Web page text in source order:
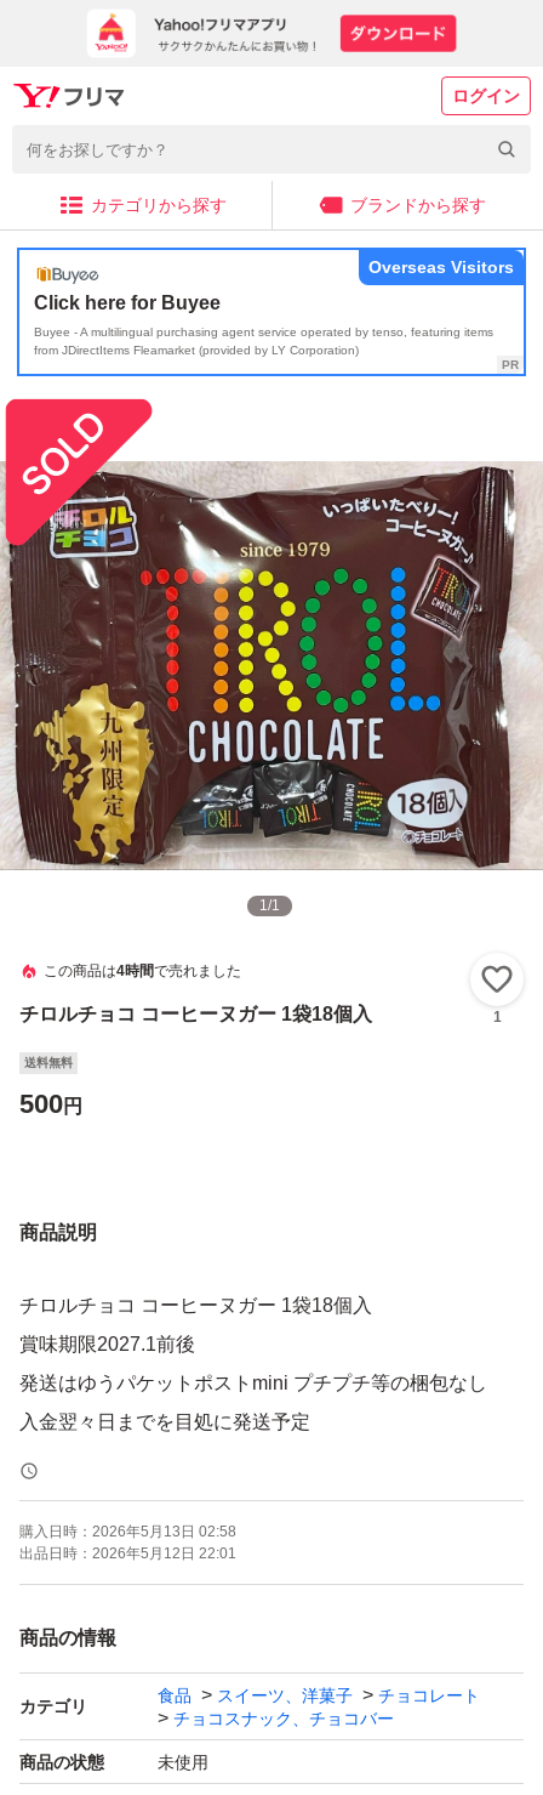
ログイン
カテゴリから探す ブランドから探す
Click here for Buyee
Buyee - A multilingual purchasing agent service operated by tenso, featuring items
from JDirectItems Fleamarket (provided by LY Corporation)
Overseas Visitors
1/1
この商品は4時間で売れました
チロルチョコ コーヒーヌガー 1袋18個入 1
送料無料
500円
商品説明
チロルチョコ コーヒーヌガー 1袋18個入
賞味期限2027.1前後
発送はゆうパケットポストmini プチプチ等の梱包なし
入金翌々日までを目処に発送予定
購入日時： 2026年5月13日 02:58
出品日時： 2026年5月12日 22:01
商品の情報
カテゴリ
食品 スイーツ、洋菓子
チョコレート
チョコスナック、チョコバー
商品の状態 未使用